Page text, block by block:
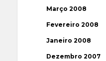
Março 2008
Fevereiro 2008
Janeiro 2008
Dezembro 2007